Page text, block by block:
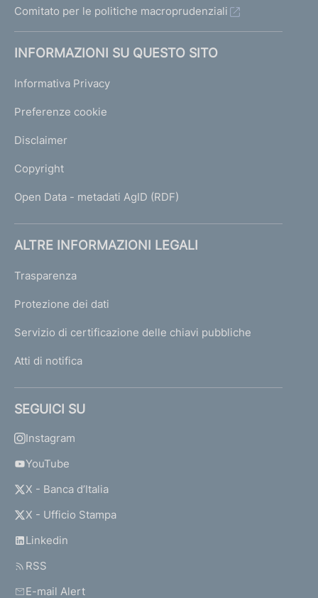
Comitato per le politiche macroprudenziali
INFORMAZIONI SU QUESTO SITO
Informativa Privacy
Preferenze cookie
Disclaimer
Copyright
Open Data - metadati AgID (RDF)
ALTRE INFORMAZIONI LEGALI
Trasparenza
Protezione dei dati
Servizio di certificazione delle chiavi pubbliche
Atti di notifica
SEGUICI SU
Instagram
YouTube
X - Banca d’Italia
X - Ufficio Stampa
Linkedin
RSS
E-mail Alert